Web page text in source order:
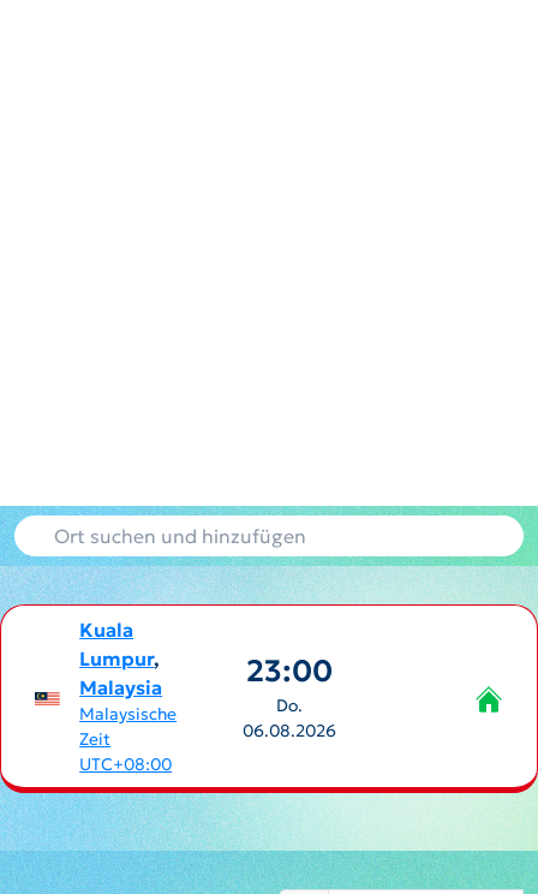
Kuala
Lumpur,
Malaysia
Malaysische
Zeit
UTC+08:00
23:00
Do.
06.08.2026